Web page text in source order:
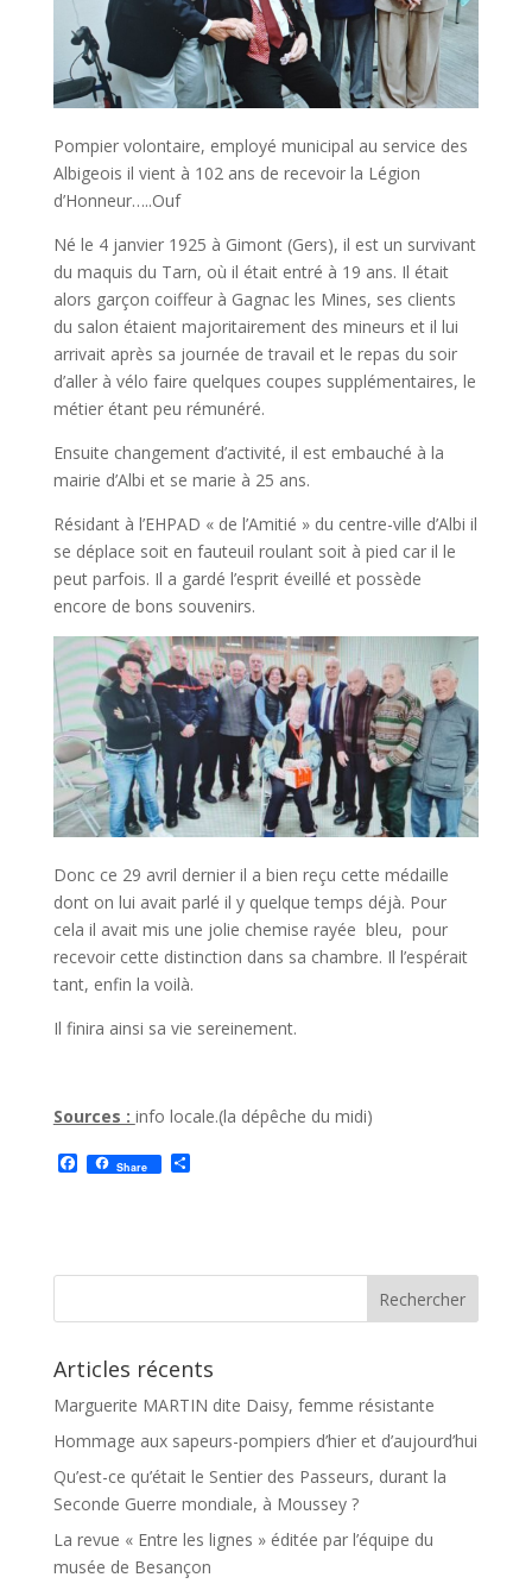
Pompier volontaire, employé municipal au service des
Albigeois il vient à 102 ans de recevoir la Légion
d’Honneur…..Ouf
Né le 4 janvier 1925 à Gimont (Gers), il est un survivant
du maquis du Tarn, où il était entré à 19 ans. Il était
alors garçon coiffeur à Gagnac les Mines, ses clients
du salon étaient majoritairement des mineurs et il lui
arrivait après sa journée de travail et le repas du soir
d’aller à vélo faire quelques coupes supplémentaires, le
métier étant peu rémunéré.
Ensuite changement d’activité, il est embauché à la
mairie d’Albi et se marie à 25 ans.
Résidant à l’EHPAD « de l’Amitié » du centre-ville d’Albi il
se déplace soit en fauteuil roulant soit à pied car il le
peut parfois. Il a gardé l’esprit éveillé et possède
encore de bons souvenirs.
Donc ce 29 avril dernier il a bien reçu cette médaille
dont on lui avait parlé il y quelque temps déjà. Pour
cela il avait mis une jolie chemise rayée bleu, pour
recevoir cette distinction dans sa chambre. Il l’espérait
tant, enfin la voilà.
Il finira ainsi sa vie sereinement.
Sources : info locale.(la dépêche du midi)
F
a
o
Share P
e
Articles récents
Marguerite MARTIN dite Daisy, femme résistante
Hommage aux sapeurs-pompiers d’hier et d’aujourd’hui
Qu’est-ce qu’était le Sentier des Passeurs, durant la
Seconde Guerre mondiale, à Moussey ?
La revue « Entre les lignes » éditée par l’équipe du
musée de Besançon